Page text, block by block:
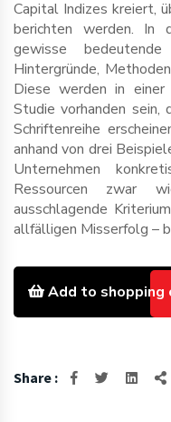
Capital Indizes kreiert,
berichten werden. In
gewisse
Hintergründe,
Diese werden in einer
Studie vorhanden
Schriftenreihe
anhand von drei
Unternehmen
Ressourcen zwar
ausschlagende
allfälligen Misserfolg –
Add to shopping
Share :